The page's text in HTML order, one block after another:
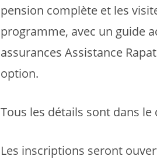
pension complète et les
programme, avec un guide
assurances Assistance
option.
Tous les détails sont dans
Les inscriptions seront